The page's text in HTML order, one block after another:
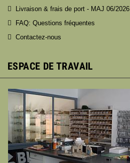
Livraison & frais de port - MAJ 06/2026
FAQ: Questions fréquentes
Contactez-nous
ESPACE DE TRAVAIL